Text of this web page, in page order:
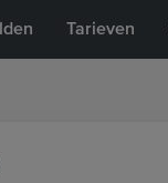
Tarieven